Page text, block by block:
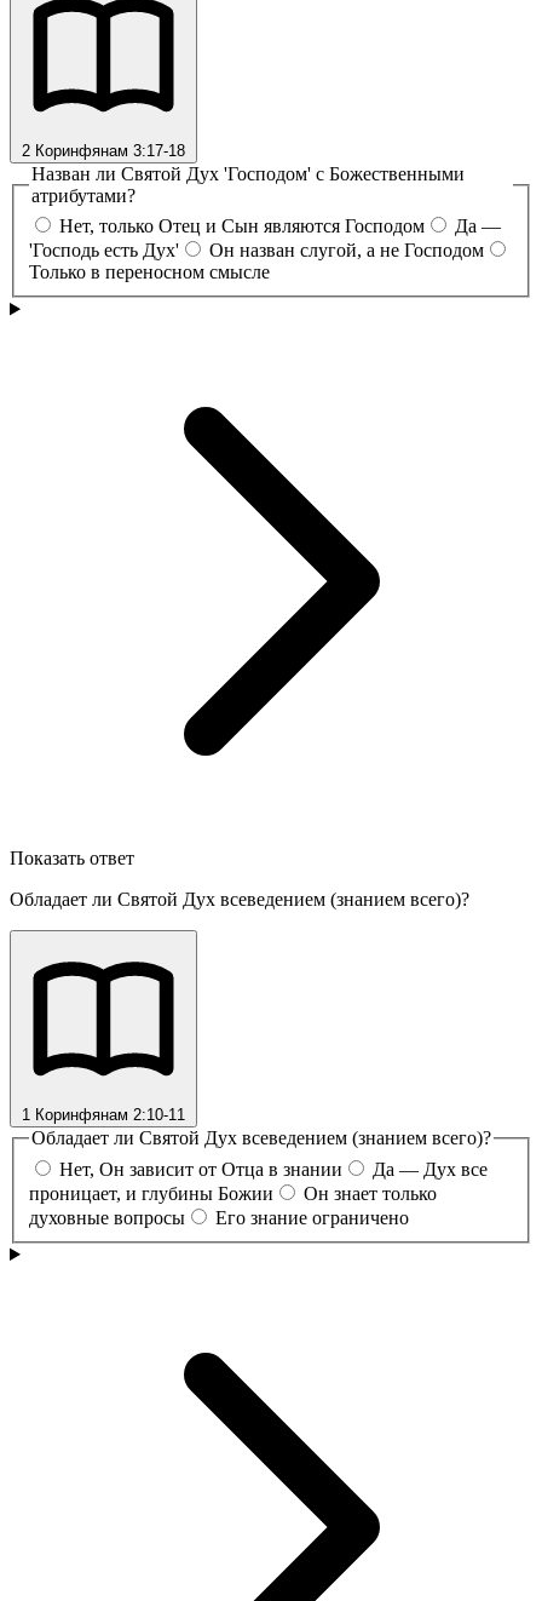
2 Коринфянам 3:17-18
Назван ли Святой Дух 'Господом' с Божественными
атрибутами?
Нет, только Отец и Сын являются Господом
Да —
'Господь есть Дух'
Он назван слугой, а не Господом
Только в переносном смысле
Показать ответ
Обладает ли Святой Дух всеведением (знанием всего)?
1 Коринфянам 2:10-11
Обладает ли Святой Дух всеведением (знанием всего)?
Нет, Он зависит от Отца в знании
Да — Дух все
проницает, и глубины Божии
Он знает только
духовные вопросы
Его знание ограничено